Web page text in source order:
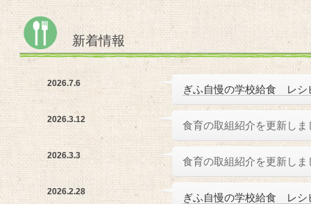
新着情報
2026.7.6 ぎふ自慢の学校給食 レシ
2026.3.12 食育の取組紹介を更新しま
2026.3.3 食育の取組紹介を更新しま
2026.2.28 ぎふ自慢の学校給食 レシ